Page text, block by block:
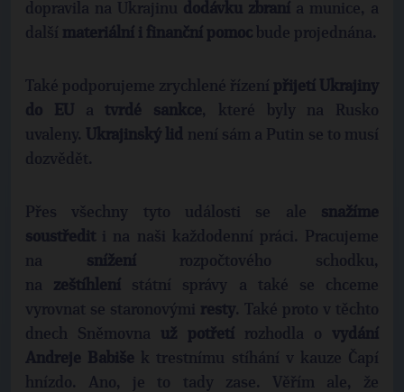
dopravila na Ukrajinu dodávku zbraní a munice, a
další materiální i finanční pomoc bude projednána.
Také podporujeme zrychlené řízení přijetí Ukrajiny
do EU a tvrdé sankce, které byly na Rusko
uvaleny. Ukrajinský lid není sám a Putin se to musí
dozvědět.
Přes všechny tyto události se ale snažíme
soustředit i na naši každodenní práci. Pracujeme
na snížení rozpočtového schodku,
na zeštíhlení státní správy a také se chceme
vyrovnat se staronovými resty. Také proto v těchto
dnech Sněmovna už potřetí rozhodla o vydání
Andreje
Babiše k trestnímu stíhání v kauze Čapí
hnízdo. Ano, je to tady zase. Věřím ale, že